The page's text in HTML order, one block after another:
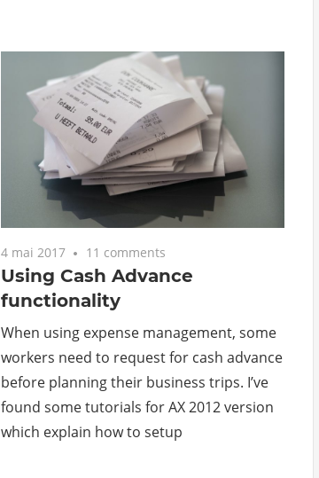
4 mai 2017 11 comments
Using Cash Advance
functionality
When using expense management, some
workers need to request for cash advance
before planning their business trips. I’ve
found some tutorials for AX 2012 version
which explain how to setup